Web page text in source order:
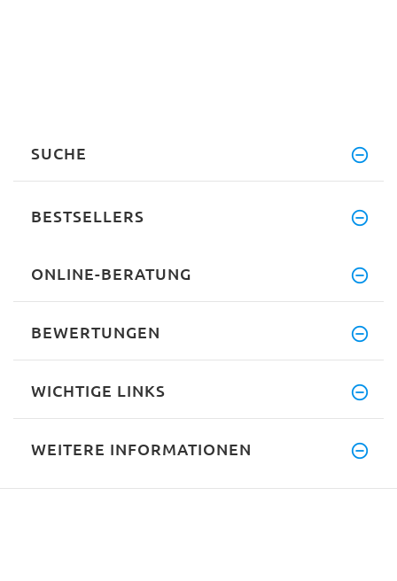
SUCHE
BESTSELLERS
ONLINE-BERATUNG
BEWERTUNGEN
WICHTIGE LINKS
WEITERE INFORMATIONEN